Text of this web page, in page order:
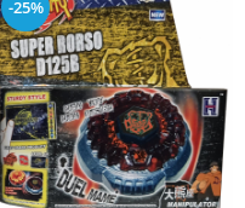
-25%